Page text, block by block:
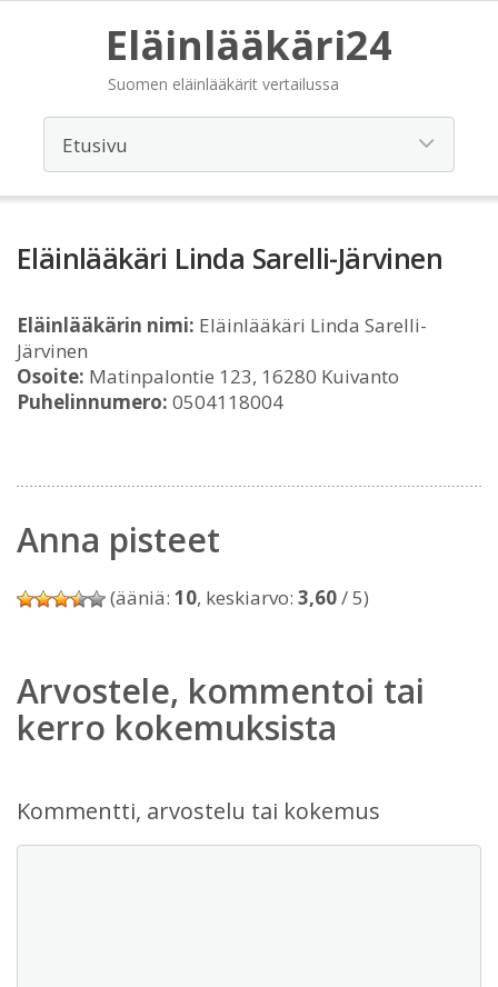
Eläinlääkäri24
Suomen eläinlääkärit vertailussa
Eläinlääkäri Linda Sarelli-Järvinen
Eläinlääkärin nimi: Eläinlääkäri Linda Sarelli-
Järvinen
Osoite: Matinpalontie 123, 16280 Kuivanto
Puhelinnumero: 0504118004
Anna pisteet
(ääniä: 10, keskiarvo: 3,60/ 5)
Arvostele, kommentoi tai
kerro kokemuksista
Kommentti, arvostelu tai kokemus